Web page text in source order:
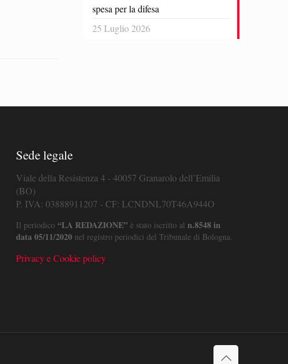
spesa per la difesa
25 Luglio 2026
Sede legale
Viale della Resistenza 4 - 40057 Granarolo dell’Emilia
(BO)
P. IVA: 03888911207 - CF: LCNDNL70T46A944O
Il periodico “LA REDAZIONE”è stato iscritto al n.8548 in
data 05/11/2020nel registro periodici del Tribunale di Bologna.
Privacy e Cookie policy